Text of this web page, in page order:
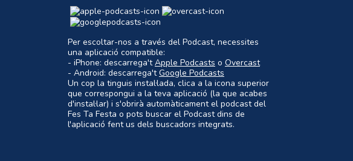
Per escoltar-nos a través del Podcast, necessites
una aplicació compatible:
- iPhone: descarrega'tApple Podcasts o Overcast
- Android: descarrega'tGoogle Podcasts
Un cop la tinguis instal·lada, clica a la icona superior
que correspongui a la teva aplicació (la que acabes
d'instal·lar) i s'obrirà automàticament el podcast del
Fes Ta Festa o pots buscar el Podcast dins de
l'aplicació fent us dels buscadors integrats.